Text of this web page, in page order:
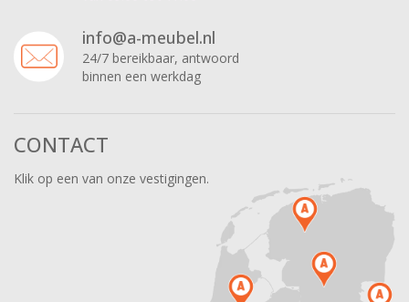
info@a-meubel.nl
24/7 bereikbaar, antwoord
binnen een werkdag
CONTACT
Klik op een van onze vestigingen.